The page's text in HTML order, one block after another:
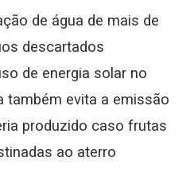
de água de mais de
descartados
de energia solar no
também evita a emissão
produzido caso frutas
ao aterro